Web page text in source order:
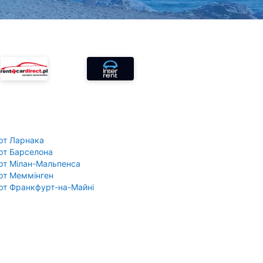
Ларнака
Барселона
Мілан-Мальпенса
Меммінген
Франкфурт-на-Майні